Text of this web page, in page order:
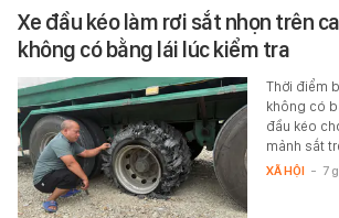
Xe đầu kéo làm rơi sắt nhọn trên
không có bằng lái lúc kiểm tra
Thời điểm
không có
đầu kéo
mảnh sắt
XÃ HỘI - 7